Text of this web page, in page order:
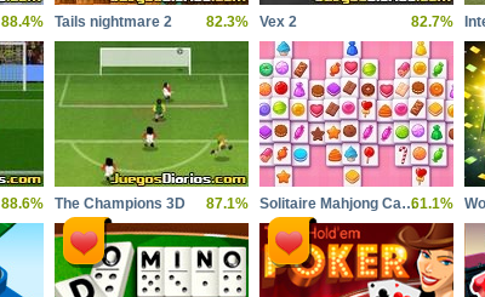
88.4% Tails nightmare 2 82.3% Vex 2 82.7%
88.6% The Champions 3D 87.1% Solitaire Mahjong Candy61.1%